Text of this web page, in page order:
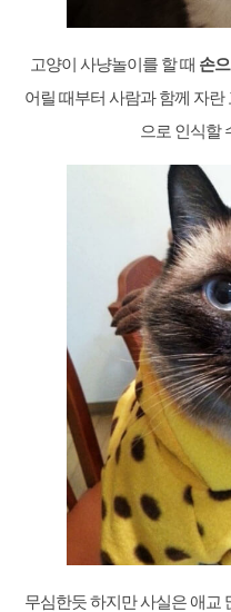
고양이 사냥놀이를 할 때 손
어릴 때부터 사람과 함께 자
으로 인식할
무심한듯 하지만 사실은 애교